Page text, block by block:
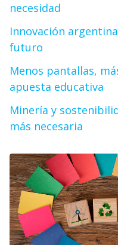
necesidad
Innovación
futuro
Menos pantallas,
apuesta educativa
Minería y
más necesaria